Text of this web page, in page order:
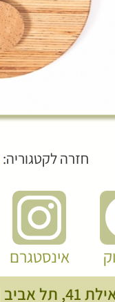
חזרה לקטגוריה:
אינסטגרם
תל אביב |